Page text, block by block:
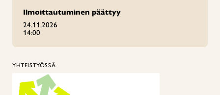
Ilmoittautuminen päättyy
24.11.2026
14:00
YHTEISTYÖSSÄ